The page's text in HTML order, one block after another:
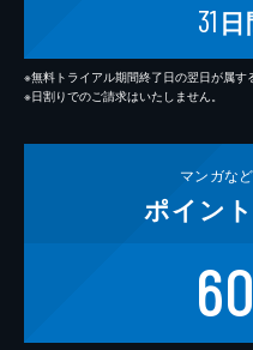
31
※無料トライアル期間終了日の翌日が属す
※日割りでのご請求はいたしません。
マンガな
ポイント